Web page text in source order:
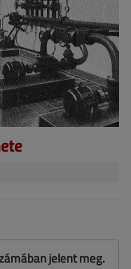
jelent meg.